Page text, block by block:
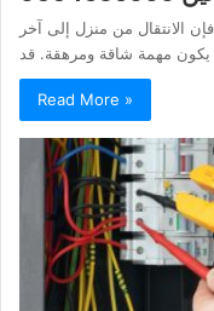
الانتقال من منزل إلى آخر
Read More »